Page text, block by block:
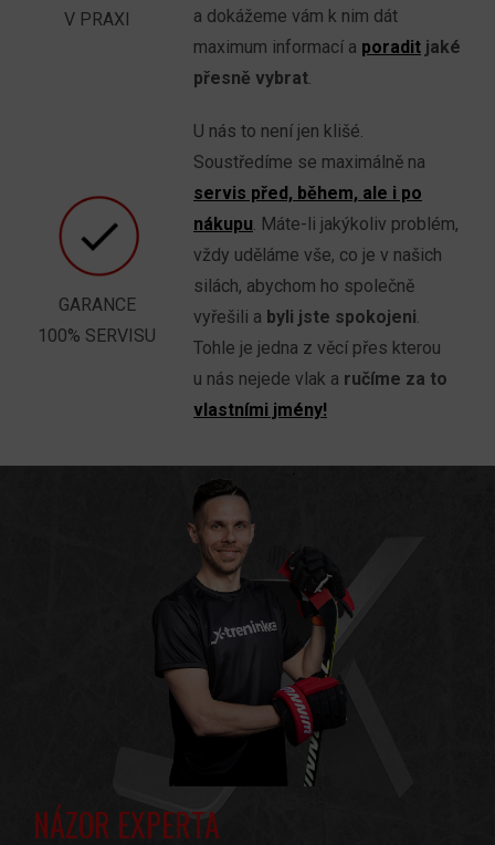
V PRAXI
a dokážeme vám k nim dát
maximum informací a poradit jaké
přesně vybrat.
GARANCE
100% SERVISU
U nás to není jen klišé.
Soustředíme se maximálně na
servis před, během, ale i po
nákupu. Máte-li jakýkoliv problém,
vždy uděláme vše, co je v našich
silách, abychom ho společně
vyřešili a byli jste spokojeni.
Tohle je jedna z věcí přes kterou
u nás nejede vlak a ručíme za to
vlastními jmény!
NÁZOR EXPERTA